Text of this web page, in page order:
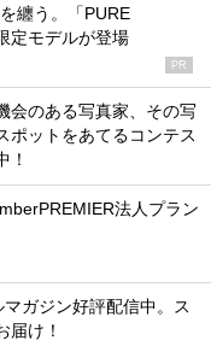
纏う。「PURE
定モデルが登場
PR
会のある写真家、その写
ポットをあてるコンテス
！
法人プラン
マガジン好評配信中。ス
届け！